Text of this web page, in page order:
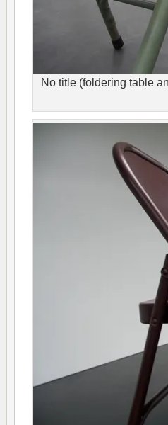
No title (foldering table